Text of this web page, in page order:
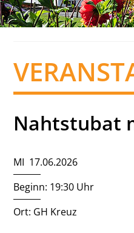
Nahtstubat
MI 17.06.2026
Beginn: 19:30 Uhr
Ort: GH Kreuz